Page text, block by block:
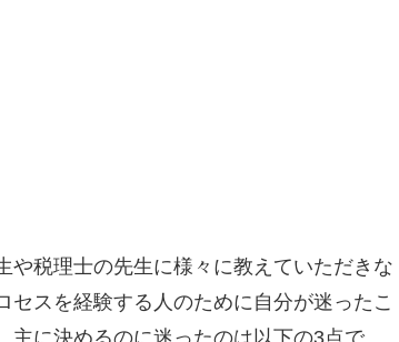
や税理士の先生に様々に教えていただきな
スを経験する人のために自分が迷ったこ